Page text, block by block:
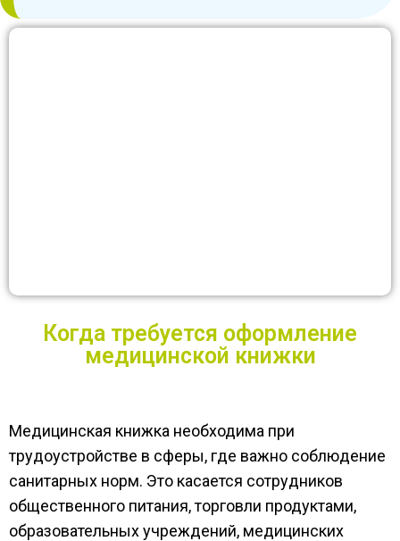
Когда требуется оформление
медицинской книжки
Медицинская книжка необходима при
трудоустройстве в сферы, где важно соблюдение
санитарных норм. Это касается сотрудников
общественного питания, торговли продуктами,
образовательных учреждений, медицинских